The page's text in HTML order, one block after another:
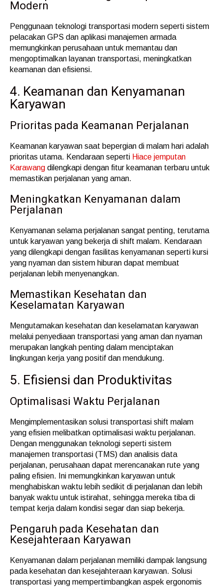
Modern
Penggunaan teknologi transportasi modern seperti sistem
pelacakan GPS dan aplikasi manajemen armada
memungkinkan perusahaan untuk memantau dan
mengoptimalkan layanan transportasi, meningkatkan
keamanan dan efisiensi.
4. Keamanan dan Kenyamanan
Karyawan
Prioritas pada Keamanan Perjalanan
Keamanan karyawan saat bepergian di malam hari adalah
prioritas utama. Kendaraan seperti Hiace jemputan
Karawang dilengkapi dengan fitur keamanan terbaru untuk
memastikan perjalanan yang aman.
Meningkatkan Kenyamanan dalam
Perjalanan
Kenyamanan selama perjalanan sangat penting, terutama
untuk karyawan yang bekerja di shift malam. Kendaraan
yang dilengkapi dengan fasilitas kenyamanan seperti kursi
yang nyaman dan sistem hiburan dapat membuat
perjalanan lebih menyenangkan.
Memastikan Kesehatan dan
Keselamatan Karyawan
Mengutamakan kesehatan dan keselamatan karyawan
melalui penyediaan transportasi yang aman dan nyaman
merupakan langkah penting dalam menciptakan
lingkungan kerja yang positif dan mendukung.
5. Efisiensi dan Produktivitas
Optimalisasi Waktu Perjalanan
Mengimplementasikan solusi transportasi shift malam
yang efisien melibatkan optimalisasi waktu perjalanan.
Dengan menggunakan teknologi seperti sistem
manajemen transportasi (TMS) dan analisis data
perjalanan, perusahaan dapat merencanakan rute yang
paling efisien. Ini memungkinkan karyawan untuk
menghabiskan waktu lebih sedikit di perjalanan dan lebih
banyak waktu untuk istirahat, sehingga mereka tiba di
tempat kerja dalam kondisi segar dan siap bekerja.
Pengaruh pada Kesehatan dan
Kesejahteraan Karyawan
Kenyamanan dalam perjalanan memiliki dampak langsung
pada kesehatan dan kesejahteraan karyawan. Solusi
transportasi yang mempertimbangkan aspek ergonomis